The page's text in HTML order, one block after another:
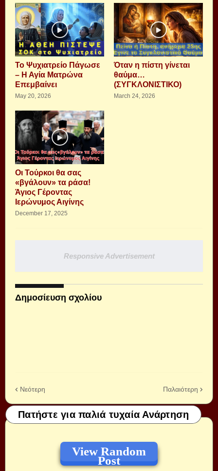
Το Ψυχιατρείο Πάγωσε
– Η Αγία Ματρώνα
Επεμβαίνει
May 20, 2026
Όταν η πίστη γίνεται
θαύμα…
(ΣΥΓΚΛΟΝΙΣΤΙΚΟ)
March 24, 2026
Οι Τούρκοι θα σας
«βγάλουν» τα ράσα!
Άγιος Γέροντας
Ιερώνυμος Αιγίνης
December 17, 2025
Responsive Advertisement
Δημοσίευση σχολίου
Νεότερη Παλαιότερη
Πατήστε για παλιά τυχαία Ανάρτηση
View Random
Post